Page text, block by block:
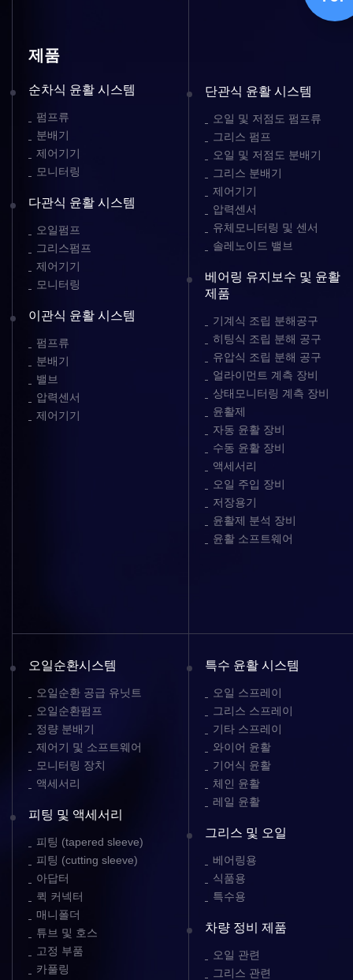
제품
순차식 윤활 시스템
펌프류
분배기
제어기기
모니터링
다관식 윤활 시스템
오일펌프
그리스펌프
제어기기
모니터링
이관식 윤활 시스템
펌프류
분배기
밸브
압력센서
제어기기
단관식 윤활 시스템
오일 및 저점도 펌프류
그리스 펌프
오일 및 저점도 분배기
그리스 분배기
제어기기
압력센서
유체모니터링 및 센서
솔레노이드 밸브
베어링 유지보수 및 윤활
제품
기계식 조립 분해공구
히팅식 조립 분해 공구
유압식 조립 분해 공구
얼라이먼트 계측 장비
상태모니터링 계측 장비
윤활제
자동 윤활 장비
수동 윤활 장비
액세서리
오일 주입 장비
저장용기
윤활제 분석 장비
윤활 소프트웨어
오일순환시스템
오일순환 공급 유닛트
오일순환펌프
정량 분배기
제어기 및 소프트웨어
모니터링 장치
액세서리
피팅 및 액세서리
피팅 (tapered sleeve)
피팅 (cutting sleeve)
아답터
퀵 커넥터
매니폴더
튜브 및 호스
고정 부품
카풀링
특수 윤활 시스템
오일 스프레이
그리스 스프레이
기타 스프레이
와이어 윤활
기어식 윤활
체인 윤활
레일 윤활
그리스 및 오일
베어링용
식품용
특수용
차량 정비 제품
오일 관련
그리스 관련